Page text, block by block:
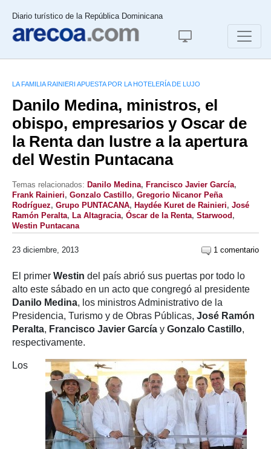
Diario turístico de la República Dominicana
LA FAMILIA RAINIERI APUESTA POR LA HOTELERÍA DE LUJO
Danilo Medina, ministros, el
obispo, empresarios y Oscar de
la Renta dan lustre a la apertura
del Westin Puntacana
Temas relacionados: Danilo Medina, Francisco Javier García,
Frank Rainieri, Gonzalo Castillo, Gregorio Nicanor Peña
Rodríguez, Grupo PUNTACANA, Haydée Kuret de Rainieri, José
Ramón Peralta, La Altagracia, Óscar de la Renta, Starwood ,
Westin Puntacana
23 diciembre, 2013 1 comentario
El primer Westin del país abrió sus puertas por todo lo
alto este sábado en un acto que congregó al presidente
Danilo Medina, los ministros Administrativo de la
Presidencia, Turismo y de Obras Públicas, José Ramón
Peralta, Francisco Javier García y Gonzalo Castillo,
respectivamente.
Los